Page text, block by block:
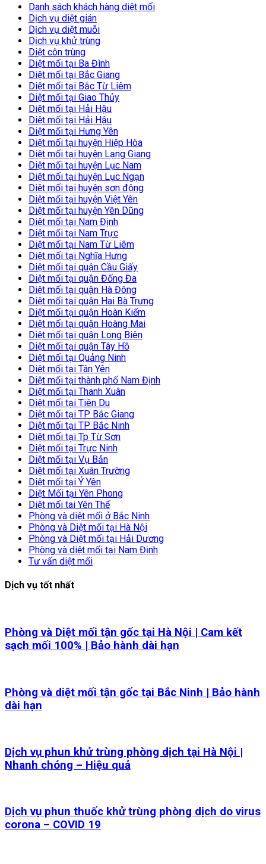
Danh sách khách hàng diệt mối
Dịch vụ diệt gián
Dịch vụ diệt muỗi
Dịch vụ khử trùng
Diệt côn trùng
Diệt mối tại Ba Đình
Diệt mối tại Bắc Giang
Diệt mối tại Bắc Từ Liêm
Diệt mối tại Giao Thủy
Diệt mối tại Hải Hậu
Diệt mối tại Hải Hậu
Diệt mối tại Hưng Yên
Diệt mối tại huyện Hiệp Hòa
Diệt mối tại huyện Lạng Giang
Diệt mối tại huyện Lục Nam
Diệt mối tại huyện Lục Ngạn
Diệt mối tại huyện sơn động
Diệt mối tại huyện Việt Yên
Diệt mối tại huyện Yên Dũng
Diệt mối tại Nam Định
Diệt mối tại Nam Trực
Diệt mối tại Nam Từ Liêm
Diệt mối tại Nghĩa Hưng
Diệt mối tại quận Cầu Giấy
Diệt mối tại quận Đống Đa
Diệt mối tại quận Hà Đông
Diệt mối tại quận Hai Bà Trưng
Diệt mối tại quận Hoàn Kiếm
Diệt mối tại quận Hoàng Mai
Diệt mối tại quận Long Biên
Diệt mối tại quận Tây Hồ
Diệt mối tại Quảng Ninh
Diệt mối tại Tân Yên
Diệt mối tại thành phố Nam Định
Diệt mối tại Thanh Xuân
Diệt mối tại Tiên Du
Diệt mối tại TP Bắc Giang
Diệt mối tại TP Bắc Ninh
Diệt mối tại Tp Từ Sơn
Diệt mối tại Trực Ninh
Diệt mối tại Vụ Bản
Diệt mối tại Xuân Trường
Diệt mối tại Ý Yên
Diệt Mối tại Yên Phong
Diệt mối tai Yên Thế
Phòng và diệt mối ở Bắc Ninh
Phòng và Diệt mối tại Hà Nội
Phòng và Diệt mối tại Hải Dương
Phòng và diệt mối tại Nam Định
Tư vấn diệt mối
Dịch vụ tốt nhất
Phòng và Diệt mối tận gốc tại Hà Nội | Cam kết
sạch mối 100% | Bảo hành dài hạn
Phòng và diệt mối tận gốc tại Bắc Ninh | Bảo hành
dài hạn
Dịch vụ phun khử trùng phòng dịch tại Hà Nội |
Nhanh chóng – Hiệu quả
Dịch vụ phun thuốc khử trùng phòng dịch do virus
corona – COVID 19